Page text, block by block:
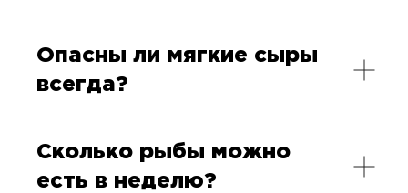
Опасны ли мягкие сыры
всегда?
Сколько рыбы можно
есть в неделю?